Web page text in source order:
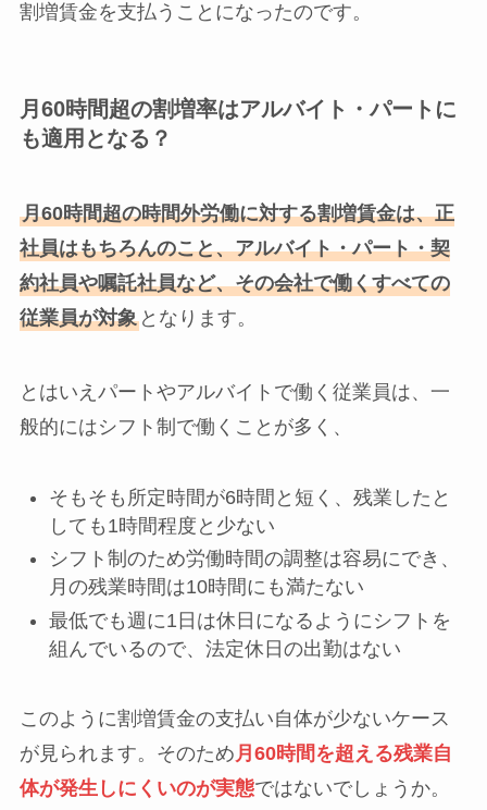
割増賃金を支払うことになったのです。
月60時間超の割増率はアルバイト・パートに
も適用となる？
月60時間超の時間外労働に対する割増賃金は、正
社員はもちろんのこと、アルバイト・パート・契
約社員や嘱託社員など、その会社で働くすべての
従業員が対象となります。
とはいえパートやアルバイトで働く従業員は、一
般的にはシフト制で働くことが多く、
そもそも所定時間が6時間と短く、残業したと
しても1時間程度と少ない
シフト制のため労働時間の調整は容易にでき、
月の残業時間は10時間にも満たない
最低でも週に1日は休日になるようにシフトを
組んでいるので、法定休日の出勤はない
このように割増賃金の支払い自体が少ないケース
が見られます。そのため月60時間を超える残業自
体が発生しにくいのが実態ではないでしょうか。